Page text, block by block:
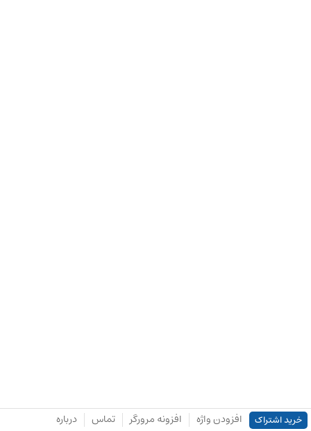
خرید اشتراک افزودن واژه افزونه مرورگر تماس درباره